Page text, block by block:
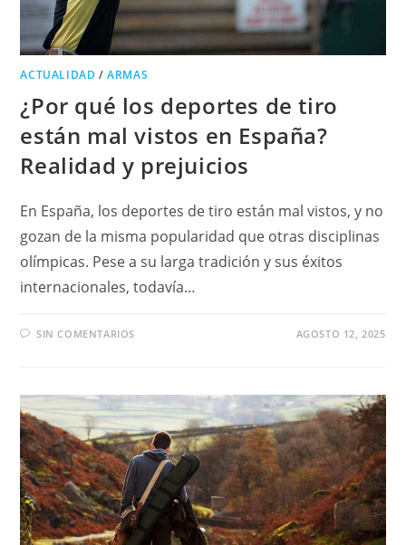
ACTUALIDAD /ARMAS
¿Por qué los deportes de tiro
están mal vistos en España?
Realidad y prejuicios
En España, los deportes de tiro están mal vistos, y no
gozan de la misma popularidad que otras disciplinas
olímpicas. Pese a su larga tradición y sus éxitos
internacionales, todavía…
SIN COMENTARIOS AGOSTO 12, 2025